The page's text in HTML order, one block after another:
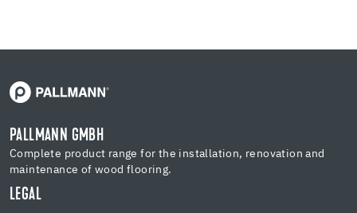
PALLMANN GMBH
Complete product range for the installation, renovation and
maintenance of wood flooring.
LEGAL